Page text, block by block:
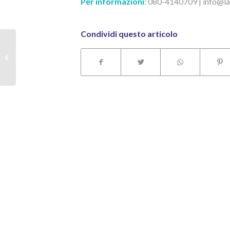
Condividi questo articolo